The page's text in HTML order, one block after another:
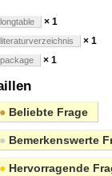
longtable × 1
literaturverzeichnis × 1
package × 1
● Beliebte Frage
● Bemerkenswerte
● Hervorragende